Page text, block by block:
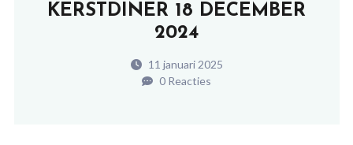
KERSTDINER 18 DECEMBER
2024
11 januari 2025
0 Reacties